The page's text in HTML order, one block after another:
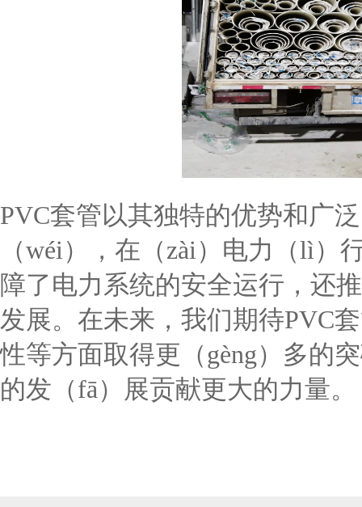
PVC套管以其独特的优势和广
（wéi），在（zài）电力（lì
障了电力系统的安全运行，还
发展。在未来，我们期待PVC
性等方面取得更（gèng）多的
的发（fā）展贡献更大的力量。